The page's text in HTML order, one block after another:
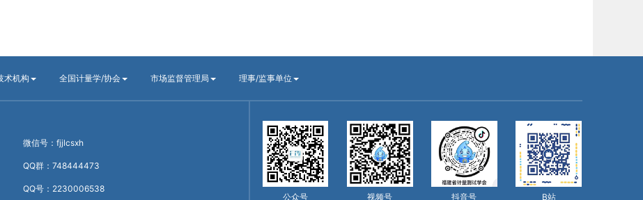
术机构 全国计量学/协会 市场监督管理局 理事/监事单位
微信号：fjjlcsxh
QQ群：748444473
QQ号：2230006538
公众号 视频号 抖音号 B站